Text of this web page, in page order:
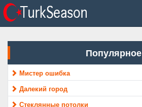
Популярное
Мистер ошибка
Далекий город
Стеклянные потолки